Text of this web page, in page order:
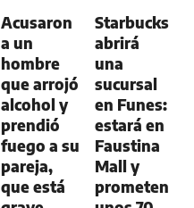
Acusaron
a un
hombre
que arrojó
alcohol y
prendió
fuego a su
pareja,
que está
Starbucks
abrirá
una
sucursal
en Funes:
estará en
Faustina
Mall y
prometen